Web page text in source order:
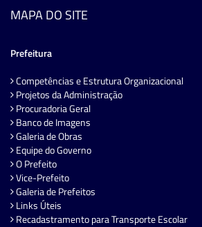
MAPA DO SITE
Prefeitura
Competências e Estrutura Organizacional
Projetos da Administração
Procuradoria Geral
Banco de Imagens
Galeria de Obras
Equipe do Governo
O Prefeito
Vice-Prefeito
Galeria de Prefeitos
Links Úteis
Recadastramento para Transporte Escolar